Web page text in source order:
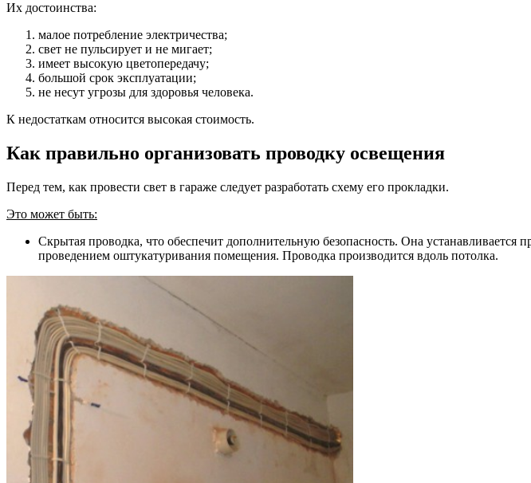
Их достоинства:
малое потребление электричества;
свет не пульсирует и не мигает;
имеет высокую цветопередачу;
большой срок эксплуатации;
не несут угрозы для здоровья человека.
К недостаткам относится высокая стоимость.
Как правильно организовать проводку освещения
Перед тем, как провести свет в гараже следует разработать схему его прокладки.
Это может быть:
Скрытая проводка, что обеспечит дополнительную безопасность. Она устанавливается
проведением оштукатуривания помещения. Проводка производится вдоль потолка.